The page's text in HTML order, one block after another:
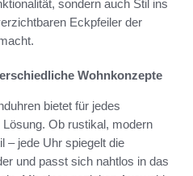
sondern auch Stil ins
Eckpfeiler der
Wohnkonzepte
bietet für jedes
Ob rustikal, modern
– jede Uhr spiegelt die
und passt sich nahtlos in das